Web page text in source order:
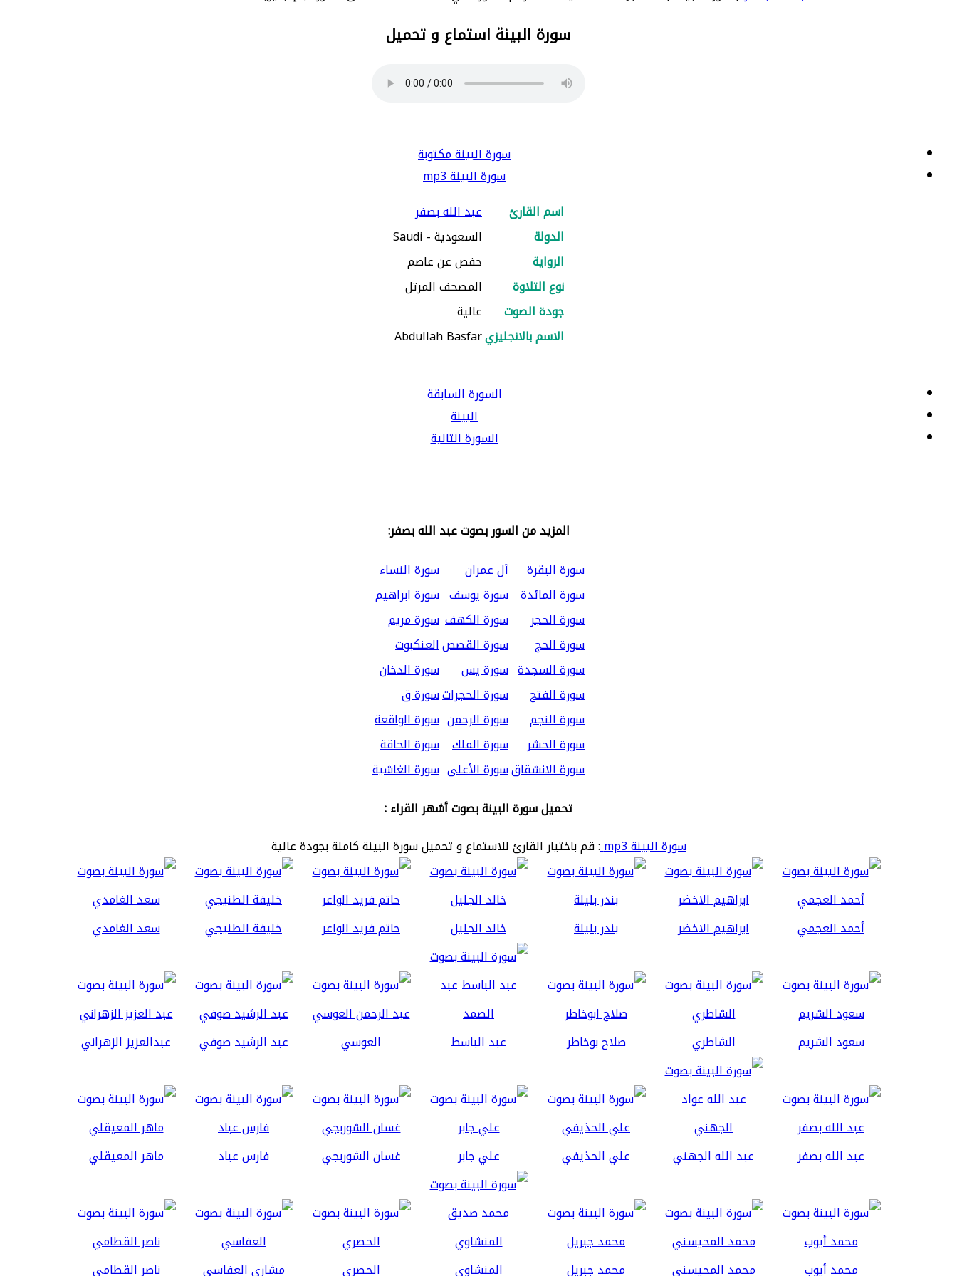
سورة البينة استماع و تحميل
سورة البينة مكتوبة
سورة البينة mp3
اسم القارئ
عبد الله بصفر
الدولة
السعودية - Saudi
الرواية
حفص عن عاصم
نوع التلاوة
المصحف المرتل
جودة الصوت
عالية
الاسم بالانجليزيAbdullah Basfar
السورة السابقة
البينة
السورة التالية
المزيد من السور بصوت عبد الله بصفر:
سورة البقرة
آل عمران
سورة النساء
سورة المائدة سورة يوسف سورة ابراهيم
سورة الحجر
سورة الكهف سورة مريم
سورة الحج
سورة القصصالعنكبوت
سورة السجدة سورة يس
سورة الدخان
سورة الفتح
سورة الحجراتسورة ق
سورة النجم
سورة الرحمن سورة الواقعة
سورة الحشر
سورة الملك سورة الحاقة
سورة الانشقاقسورة الأعلى سورة الغاشية
تحميل سورة البينة بصوت أشهر القراء :
سورة البينة mp3
: قم باختيار القارئ للاستماع و تحميل سورة البينة كاملة بجودة عالية
أحمد العجمي ابراهيم الاخضر بندر بليلة خالد الجليل حاتم فريد الواعر خليفة الطنيجي سعد الغامدي
سعود الشريم الشاطري صلاح بوخاطر عبد الباسط العوسي عبد الرشيد صوفي عبدالعزيز الزهراني
عبد الله بصفر عبد الله الجهني علي الحذيفي علي جابر غسان الشوربجي فارس عباد ماهر المعيقلي
محمد أيوب محمد المحيسني محمد جبريل المنشاوي الحصري مشاري العفاسي ناصر القطامي